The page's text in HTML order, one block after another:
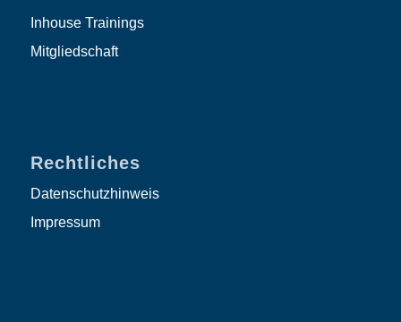
Inhouse Trainings
Mitgliedschaft
Rechtliches
Datenschutzhinweis
Impressum